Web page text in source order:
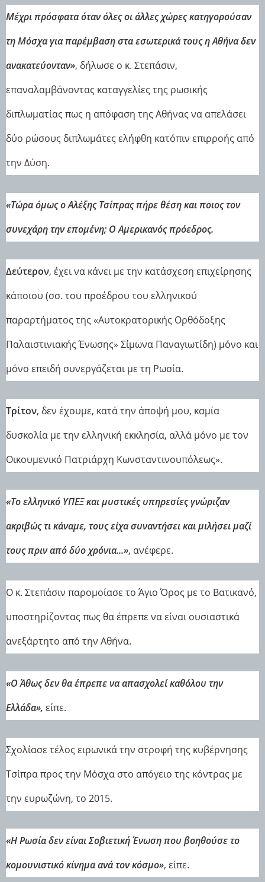
Μέχρι πρόσφατα όταν όλες οι άλλες χώρες κατηγορούσαν
τη Μόσχα για παρέμβαση στα εσωτερικά τους η Αθήνα δεν
ανακατεύονταν», δήλωσε ο κ. Στεπάσιν,
επαναλαμβάνοντας καταγγελίες της ρωσικής
διπλωματίας πως η απόφαση της Αθήνας να απελάσει
δύο ρώσους διπλωμάτες ελήφθη κατόπιν επιρροής από
την Δύση.
«Τώρα όμως ο Αλέξης Τσίπρας πήρε θέση και ποιος τον
συνεχάρη την επομένη; Ο Aμερικανός πρόεδρος.
Δεύτερον, έχει να κάνει με την κατάσχεση επιχείρησης
κάποιου (σσ. του προέδρου του ελληνικού
παραρτήματος της «Αυτοκρατορικής Ορθόδοξης
Παλαιστινιακής Ένωσης» Σίμωνα Παναγιωτίδη) μόνο και
μόνο επειδή συνεργάζεται με τη Ρωσία.
Τρίτον, δεν έχουμε, κατά την άποψή μου, καμία
δυσκολία με την ελληνική εκκλησία, αλλά μόνο με τον
Οικουμενικό Πατριάρχη Κωνσταντινουπόλεως».
«Το ελληνικό ΥΠΕΞ και μυστικές υπηρεσίες γνώριζαν
ακριβώς τι κάναμε, τους είχα συναντήσει και μιλήσει μαζί
τους πριν από δύο χρόνια...», ανέφερε.
Ο κ. Στεπάσιν παρομοίασε το Άγιο Όρος με το Βατικανό,
υποστηρίζοντας πως θα έπρεπε να είναι ουσιαστικά
ανεξάρτητο από την Αθήνα.
«Ο Άθως δεν θα έπρεπε να απασχολεί καθόλου την
Ελλάδα», είπε.
Σχολίασε τέλος ειρωνικά την στροφή της κυβέρνησης
Τσίπρα προς την Μόσχα στο απόγειο της κόντρας με
την ευρωζώνη, το 2015.
«Η Ρωσία δεν είναι Σοβιετική Ένωση που βοηθούσε το
κομουνιστικό κίνημα ανά τον κόσμο», είπε.